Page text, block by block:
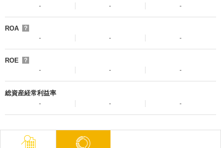
-
- -
ROA
？
-
- -
ROE
？
-
- -
総資産経常利益率
- - -